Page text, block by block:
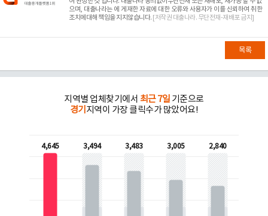
으며, 대출나라는 에 게재한 자료에 대한 오류와 사용자가 이를 신뢰하여 취한
조치에대해 책임을 지지않습니다. [저작권 대출나라. 무단전재-재배포 금지]
목록
지역별 업체찾기에서 최근 7일 기준으로
경기 지역이 가장 클릭수가 많았어요!
4,645 3,494 3,483 3,005 2,840